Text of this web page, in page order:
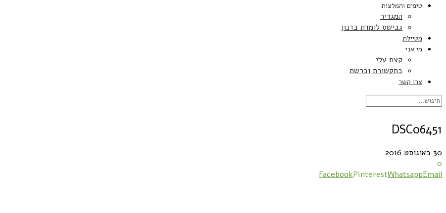
טיפים והמלצות
המגדיר
גבישס לומדת בדנון
מטיילת
מי אני
קצת עלי
בתקשורת וברשת
צרו קשר
DSC06451
30 באוגוסט 2016
0
FacebookPinterestWhatsappEmail